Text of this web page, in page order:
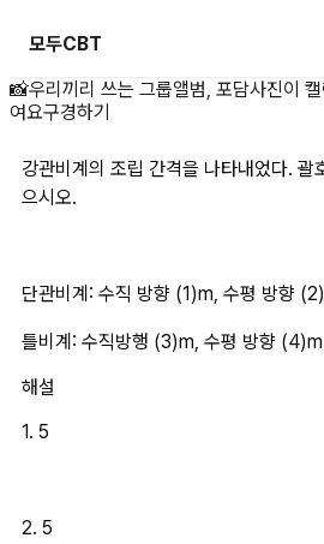
모두CBT
강관비계의 조립 간
📸우리끼리 쓰는 그룹앨범, 포담사진이
여요구경하기
강관비계의 조립 간격을 나타내었다. 괄
으시오.
단관비계: 수직 방향 (1)m, 수평 방향
틀비계: 수직방행 (3)m, 수평 방향 (4)m
해설
1. 5
2. 5